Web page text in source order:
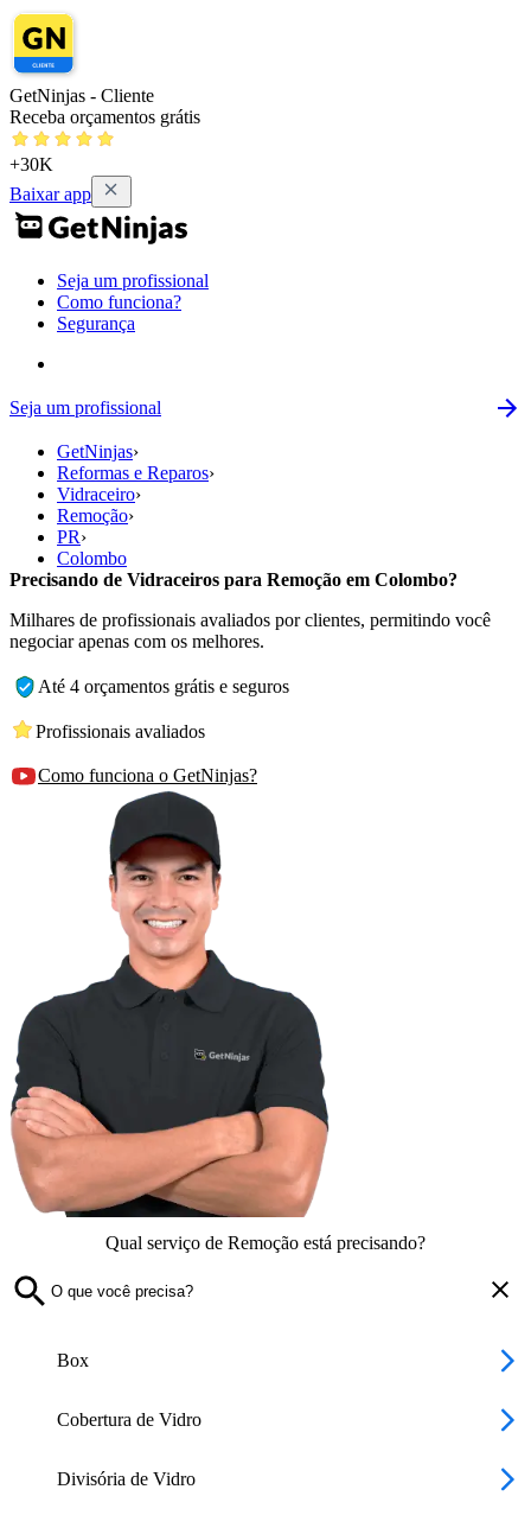
GetNinjas - Cliente
Receba orçamentos grátis
+30K
Baixar app
Seja um profissional
Como funciona?
Segurança
Seja um profissional
GetNinjas›
Reformas e Reparos›
Vidraceiro›
Remoção›
PR›
Colombo
Precisando de Vidraceiros para Remoção em Colombo?
Milhares de profissionais avaliados por clientes, permitindo você
negociar apenas com os melhores.
Até 4 orçamentos grátis e seguros
Profissionais avaliados
Como funciona o GetNinjas?
Qual serviço de Remoção está precisando?
Box
Cobertura de Vidro
Divisória de Vidro